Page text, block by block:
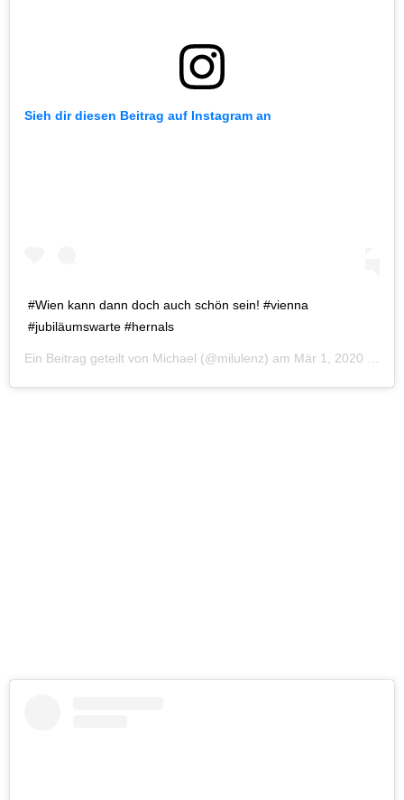
Sieh dir diesen Beitrag auf Instagram an
#Wien kann dann doch auch schön sein! #vienna
#jubiläumswarte #hernals
Ein Beitrag geteilt von Michael (@milulenz) am Mär 1, 2020 um 9:45 PST